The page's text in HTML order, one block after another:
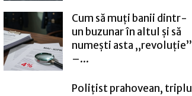
Cum să muți banii dintr-
un buzunar în altul și să
numești asta „revoluție”
–...
Polițist prahovean, triplu